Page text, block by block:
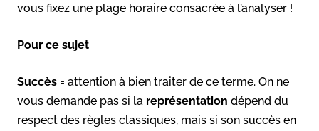
vous fixez une plage horaire consacrée à l’analyser !
Pour ce sujet
Succès = attention à bien traiter de ce terme. On ne
vous demande pas si la représentation dépend du
respect des règles classiques, mais si son succès en